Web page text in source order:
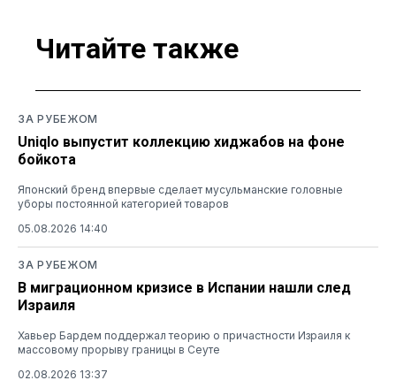
Читайте также
ЗА РУБЕЖОМ
Uniqlo выпустит коллекцию хиджабов на фоне
бойкота
Японский бренд впервые сделает мусульманские головные
уборы постоянной категорией товаров
05.08.2026 14:40
ЗА РУБЕЖОМ
В миграционном кризисе в Испании нашли след
Израиля
Хавьер Бардем поддержал теорию о причастности Израиля к
массовому прорыву границы в Сеуте
02.08.2026 13:37